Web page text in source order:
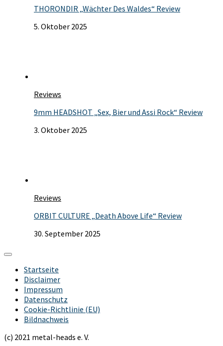
THORONDIR „Wächter Des Waldes“ Review
5. Oktober 2025
Reviews
9mm HEADSHOT „Sex, Bier und Assi Rock“ Review
3. Oktober 2025
Reviews
ORBIT CULTURE „Death Above Life“ Review
30. September 2025
Startseite
Disclaimer
Impressum
Datenschutz
Cookie-Richtlinie (EU)
Bildnachweis
(c) 2021 metal-heads e. V.